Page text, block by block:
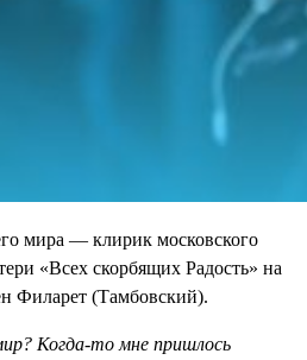
мира — клирик московского
«Всех скорбящих Радость» на
Филарет (Тамбовский).
Когда-то мне пришлось